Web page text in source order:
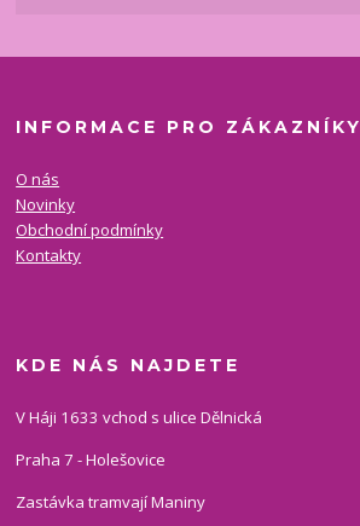
INFORMACE PRO ZÁKAZNÍKY
O nás
Novinky
Obchodní podmínky
Kontakty
KDE NÁS NAJDETE
V Háji 1633 vchod s ulice Dělnická
Praha 7 - Holešovice
Zastávka tramvají Maniny